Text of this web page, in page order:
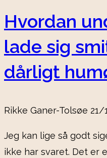
Hvordan
lade sig
dårligt
Rikke Ganer-Tolsøe 21/
Jeg kan lige så godt
ikke har svaret. Det er